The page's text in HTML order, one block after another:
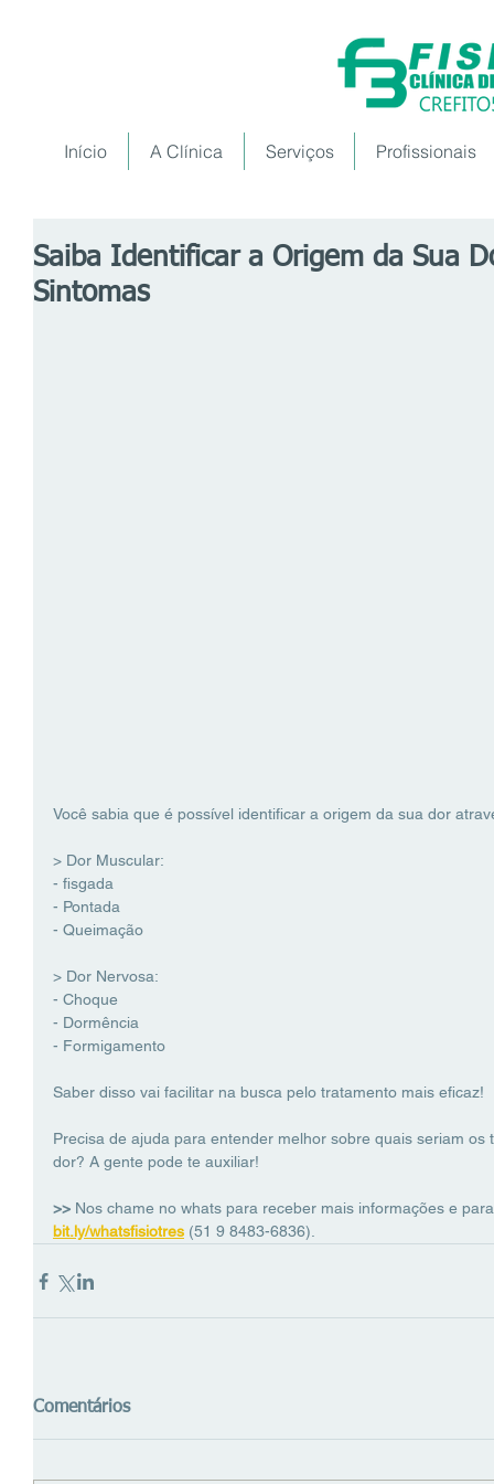
Início A Clínica Serviços Profissionais
Saiba Identificar a Origem da Sua
Sintomas
Você sabia que é possível identificar a origem da sua dor
> Dor Muscular:
- fisgada
- Pontada
- Queimação
> Dor Nervosa:
- Choque
- Dormência
- Formigamento
Saber disso vai facilitar na busca pelo tratamento mais eficaz!
Precisa de ajuda para entender melhor sobre quais seriam
dor? A gente pode te auxiliar!
>> Nos chame no whats para receber mais informações e
bit.ly/whatsfisiotres (51 9 8483-6836).
Comentários